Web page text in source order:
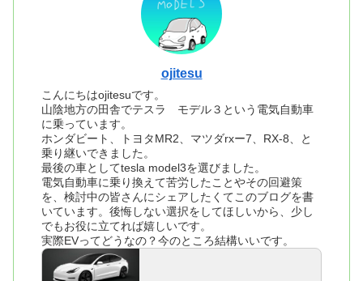
ojitesu
こんにちはojitesuです。
山陰地方の田舎でテスラ モデル３という電気自動車
に乗っています。
ホンダビート、トヨタMR2、マツダrxー7、RX-8、と
乗り継いできました。
最後の車としてtesla model3を選びました。
電気自動車に乗り換えて苦労したことやその回避策
を、検討中の皆さんにシェアしたくてこのブログを書
いています。後悔しない選択をしてほしいから、少し
でもお役に立てれば嬉しいです。
実際EVってどうなの？今のところ結構いいです。